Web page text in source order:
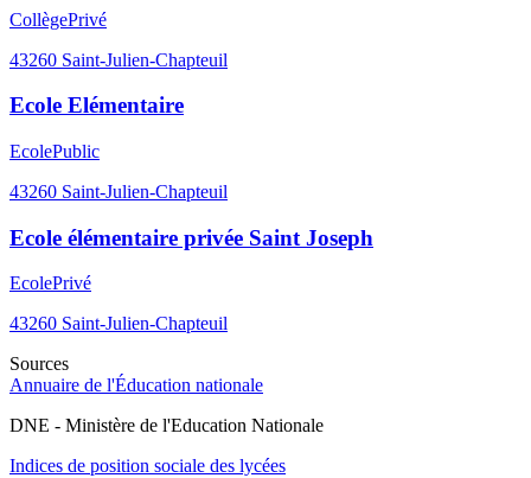
CollègePrivé
43260 Saint-Julien-Chapteuil
Ecole Elémentaire
EcolePublic
43260 Saint-Julien-Chapteuil
Ecole élémentaire privée Saint Joseph
EcolePrivé
43260 Saint-Julien-Chapteuil
Sources
Annuaire de l'Éducation nationale
DNE - Ministère de l'Education Nationale
Indices de position sociale des lycées